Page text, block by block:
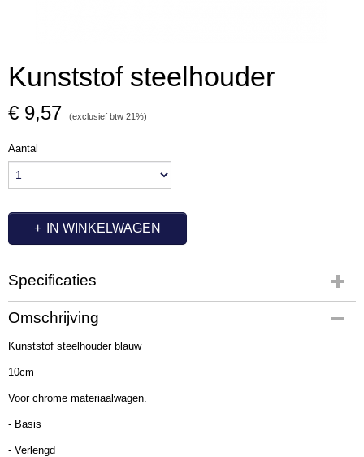
Kunststof steelhouder
€ 9,57 (exclusief btw 21%)
Aantal
IN WINKELWAGEN
Specificaties
Productcode
EX1569
Omschrijving
Kunststof steelhouder blauw
10cm
Voor chrome materiaalwagen.
- Basis
- Verlengd